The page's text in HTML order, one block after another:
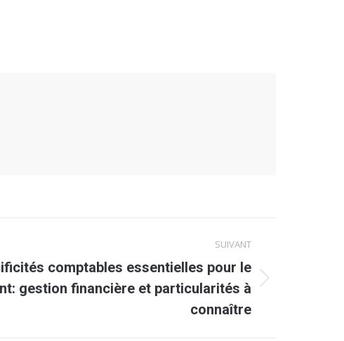
SUIVANT
comptables essentielles pour le
gestion financière et particularités à
connaître